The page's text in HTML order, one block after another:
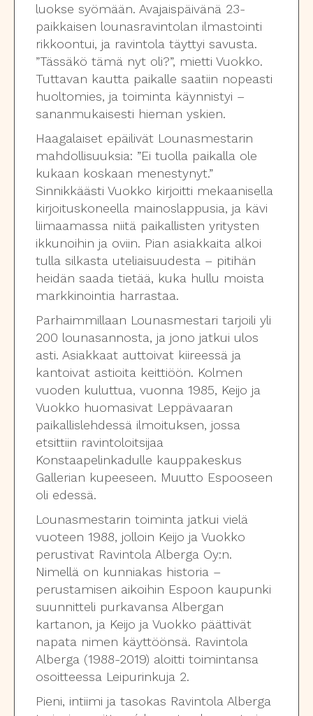
luokse syömään. Avajaispäivänä 23-
paikkaisen lounasravintolan ilmastointi
rikkoontui, ja ravintola täyttyi savusta.
”Tässäkö tämä nyt oli?”, mietti Vuokko.
Tuttavan kautta paikalle saatiin nopeasti
huoltomies, ja toiminta käynnistyi –
sananmukaisesti hieman yskien.
Haagalaiset epäilivät Lounasmestarin
mahdollisuuksia: ”Ei tuolla paikalla ole
kukaan koskaan menestynyt.”
Sinnikkäästi Vuokko kirjoitti mekaanisella
kirjoituskoneella mainoslappusia, ja kävi
liimaamassa niitä paikallisten yritysten
ikkunoihin ja oviin. Pian asiakkaita alkoi
tulla silkasta uteliaisuudesta – pitihän
heidän saada tietää, kuka hullu moista
markkinointia harrastaa.
Parhaimmillaan Lounasmestari tarjoili yli
200 lounasannosta, ja jono jatkui ulos
asti. Asiakkaat auttoivat kiireessä ja
kantoivat astioita keittiöön. Kolmen
vuoden kuluttua, vuonna 1985, Keijo ja
Vuokko huomasivat Leppävaaran
paikallislehdessä ilmoituksen, jossa
etsittiin ravintoloitsijaa
Konstaapelinkadulle kauppakeskus
Gallerian kupeeseen. Muutto Espooseen
oli edessä.
Lounasmestarin toiminta jatkui vielä
vuoteen 1988, jolloin Keijo ja Vuokko
perustivat Ravintola Alberga Oy:n.
Nimellä on kunniakas historia –
perustamisen aikoihin Espoon kaupunki
suunnitteli purkavansa Albergan
kartanon, ja Keijo ja Vuokko päättivät
napata nimen käyttöönsä. Ravintola
Alberga (1988-2019) aloitti toimintansa
osoitteessa Leipurinkuja 2.
Pieni, intiimi ja tasokas Ravintola Alberga